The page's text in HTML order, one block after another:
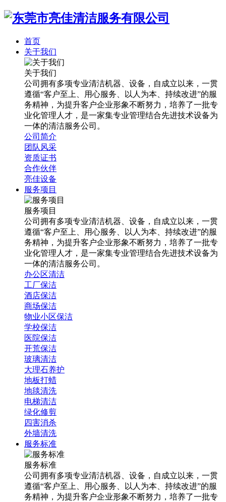
首页
关于我们
关于我们
公司拥有多项专业清洁机器、设备，自成立以来，一贯
遵循“客户至上、用心服务、以人为本、持续改进”的服
务精神，为提升客户企业形象不断努力，培养了一批专
业化管理人才，是一家集专业管理结合先进技术设备为
一体的清洁服务公司。
公司简介
团队风采
资质证书
合作伙伴
亮佳设备
服务项目
服务项目
公司拥有多项专业清洁机器、设备，自成立以来，一贯
遵循“客户至上、用心服务、以人为本、持续改进”的服
务精神，为提升客户企业形象不断努力，培养了一批专
业化管理人才，是一家集专业管理结合先进技术设备为
一体的清洁服务公司。
办公区清洁
工厂保洁
酒店保洁
商场保洁
物业小区保洁
学校保洁
医院保洁
开荒保洁
玻璃清洁
大理石养护
地板打蜡
地毯清洗
电梯清洁
绿化修剪
四害消杀
外墙清洗
服务标准
服务标准
公司拥有多项专业清洁机器、设备，自成立以来，一贯
遵循“客户至上、用心服务、以人为本、持续改进”的服
务精神，为提升客户企业形象不断努力，培养了一批专